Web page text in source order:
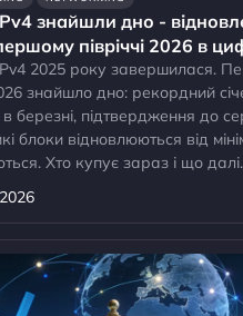
знайшли дно -
півріччі 2026 в
2025 року завершилася.
знайшло дно: рекордний
березні, підтвердження до
блоки відновлюються від
Хто купує зараз і що далі.